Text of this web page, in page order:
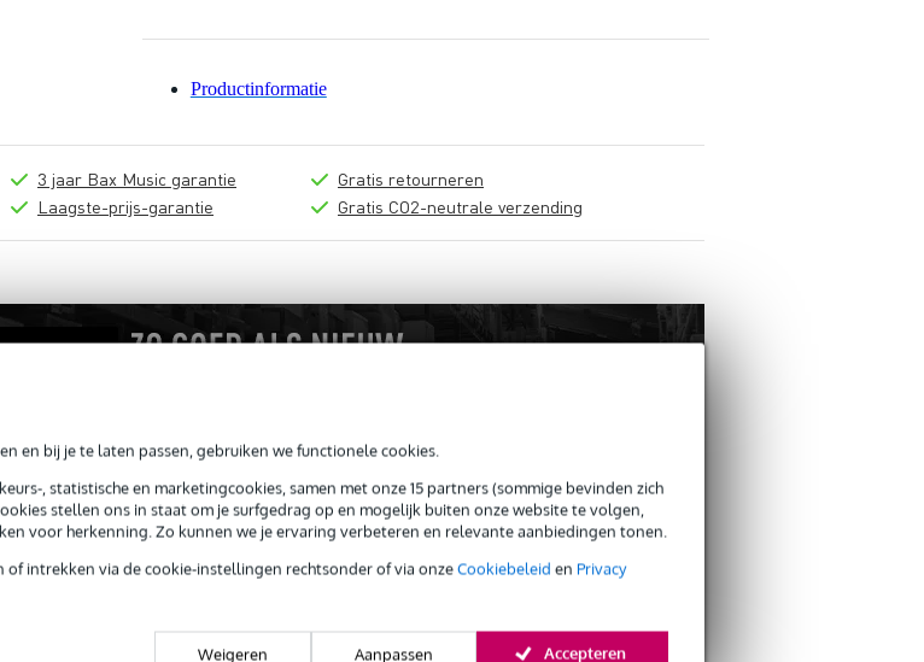
en bij je te laten passen, gebruiken we functionele cookies.
, statistische en marketingcookies, samen met onze 15 partners (sommige bevinden zich
stellen ons in staat om je surfgedrag op en mogelijk buiten onze website te volgen,
voor herkenning. Zo kunnen we je ervaring verbeteren en relevante aanbiedingen tonen.
of intrekken via de cookie-instellingen rechtsonder of via onzeCookiebeleid en Privacy
Weigeren Aanpassen Accepteren
Productinformatie
3 jaar Bax Music garantie
Laagste-prijs-garantie
Gratis retourneren
Gratis CO2-neutrale verzending
1/16